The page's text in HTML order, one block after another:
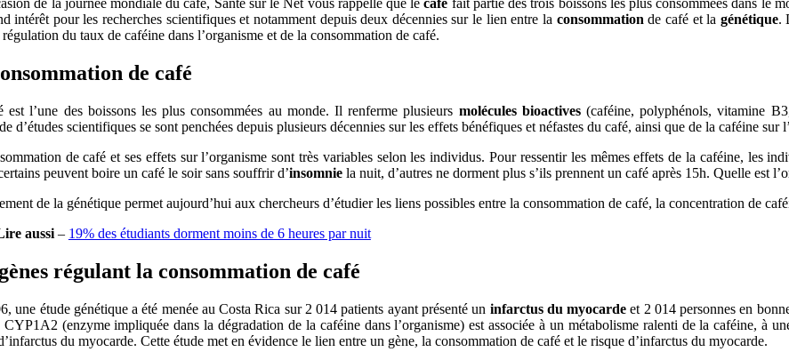
de la journée mondiale du café, Santé sur le Net vous rappelle que lecafé fait partie des trois boissons les plus consommées dans le
intérêt pour les recherches scientifiques et notamment depuis deux décennies sur le lien entre la consommation de café et la génétique.
du taux de caféine dans l’organisme et de la consommation de café.
de café
est l’une des boissons les plus consommées au monde. Il renferme plusieurs molécules bioactives(caféine, polyphénols, vitamine
d’études scientifiques se sont penchées depuis plusieurs décennies sur les effets bénéfiques et néfastes du café, ainsi que de la caféine sur
de café et ses effets sur l’organisme sont très variables selon les individus. Pour ressentir les mêmes effets de la caféine, les
peuvent boire un café le soir sans souffrir d’insomniela nuit, d’autres ne dorment plus s’ils prennent un café après 15h. Quelle est
de la génétique permet aujourd’hui aux chercheurs d’étudier les liens possibles entre la consommation de café, la concentration de
aussi– 19% des étudiants dorment moins de 6 heures par nuit
régulant la consommation de café
une étude génétique a été menée au Costa Rica sur 2 014 patients ayant présenté un infarctus du myocarde et 2 014 personnes en
(enzyme impliquée dans la dégradation de la caféine dans l’organisme) est associée à un métabolisme ralenti de la caféine, à
du myocarde. Cette étude met en évidence le lien entre un gène, la consommation de café et le risque d’infarctus du myocarde.